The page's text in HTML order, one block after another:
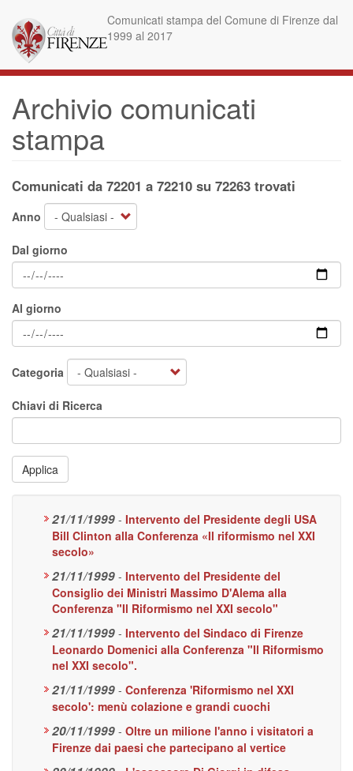
contenuto
principale
Comunicati stampa del Comune di Firenze dal
1999 al 2017
Archivio comunicati
stampa
Comunicati da 72201 a 72210 su 72263 trovati
Anno
Dal giorno
Al giorno
Categoria
Chiavi di Ricerca
Applica
21/11/1999 - Intervento del Presidente degli USA
Bill Clinton alla Conferenza «Il riformismo nel XXI
secolo»
21/11/1999 - Intervento del Presidente del
Consiglio dei Ministri Massimo D'Alema alla
Conferenza "Il Riformismo nel XXI secolo"
21/11/1999 - Intervento del Sindaco di Firenze
Leonardo Domenici alla Conferenza "Il Riformismo
nel XXI secolo".
21/11/1999 - Conferenza 'Riformismo nel XXI
secolo': menù colazione e grandi cuochi
20/11/1999 - Oltre un milione l'anno i visitatori a
Firenze dai paesi che partecipano al vertice